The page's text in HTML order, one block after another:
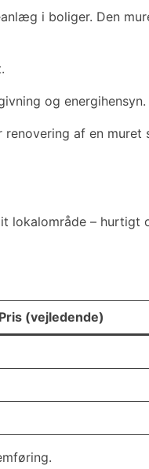
i boliger. Den
og energihensyn.
af en muret
lokalområde – hurtigt
Pris (vejledende)